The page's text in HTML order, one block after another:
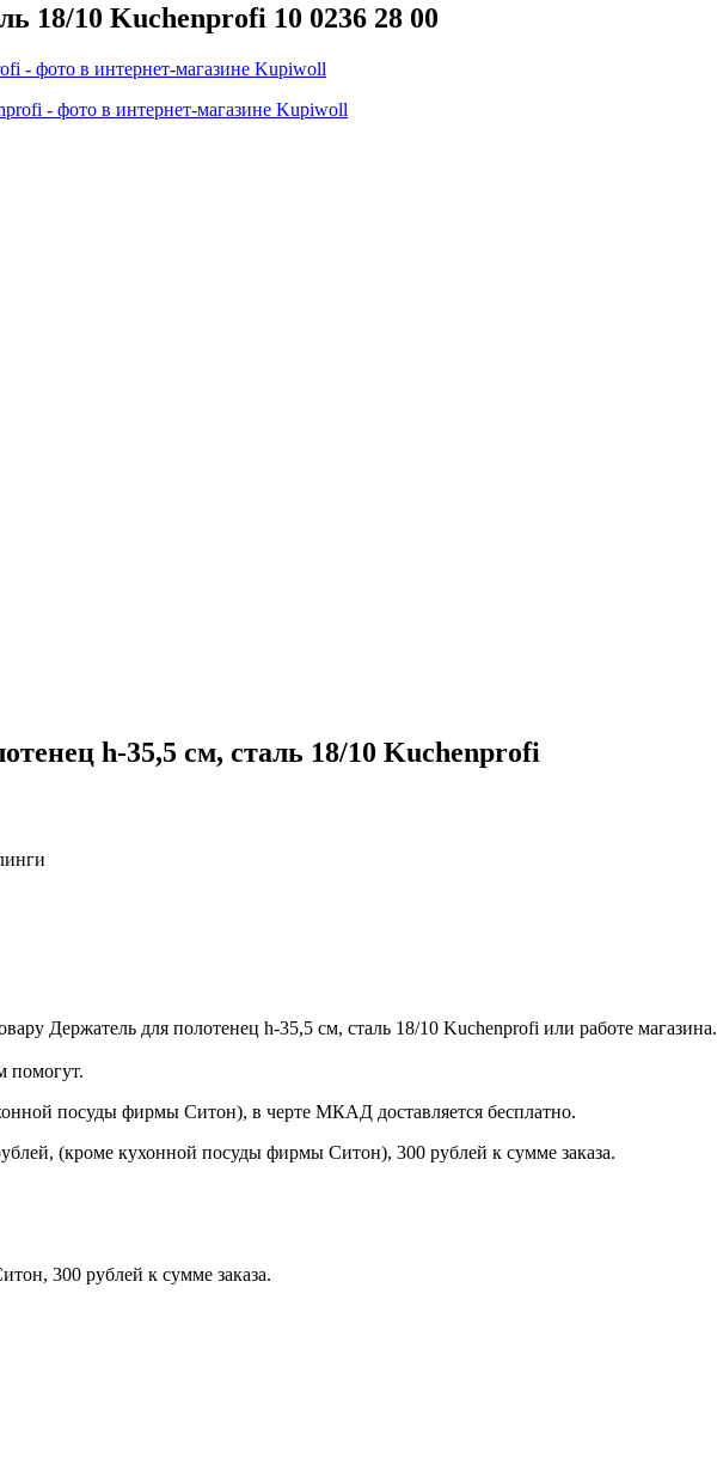
18/10 Kuchenprofi 10 0236 28 00
h-35,5 см, сталь 18/10 Kuchenprofi
Держатель для полотенец h-35,5 см, сталь 18/10 Kuchenprofi или работе магазина.
помогут.
посуды фирмы Ситон), в черте МКАД доставляется бесплатно.
(кроме кухонной посуды фирмы Ситон), 300 рублей к сумме заказа.
300 рублей к сумме заказа.